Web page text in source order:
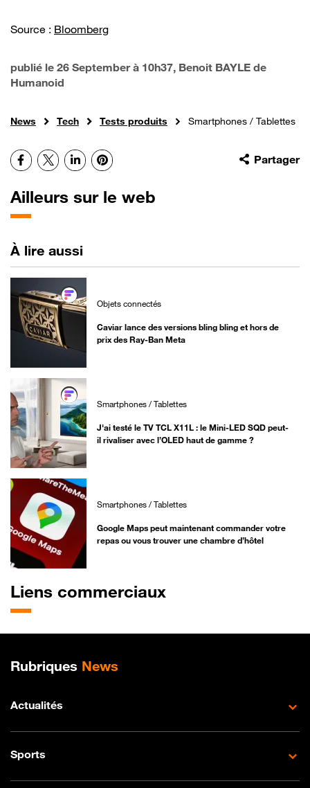
Source : Bloomberg
publié le 26 September à 10h37, Benoit BAYLE de
Humanoid
News Tech Tests produits Smartphones / Tablettes
Partager
Facebook
X LinkedInPinterest
Ailleurs sur le web
À lire aussi
Objets connectés
Caviar lance des versions bling bling et hors de
prix des Ray-Ban Meta
Smartphones / Tablettes
J'ai testé le TV TCL X11L : le Mini-LED SQD peut-
il rivaliser avec l’OLED haut de gamme ?
Smartphones / Tablettes
Google Maps peut maintenant commander votre
repas ou vous trouver une chambre d’hôtel
Liens commerciaux
Plan de site
Rubriques News
Actualités
Sports